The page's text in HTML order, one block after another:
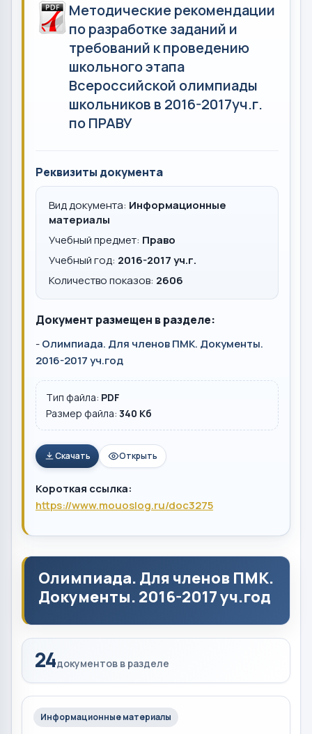
Методические рекомендации
по разработке заданий и
требований к проведению
школьного этапа
Всероссийской олимпиады
школьников в 2016-2017уч.г.
по ПРАВУ
Реквизиты документа
Вид документа: Информационные
материалы
Учебный предмет: Право
Учебный год: 2016-2017 уч.г.
Количество показов: 2606
Документ размещен в разделе:
-Олимпиада. Для членов ПМК. Документы.
2016-2017 уч.год
Тип файла: PDF
Размер файла: 340 Кб
Скачать Открыть
Короткая ссылка:
https://www.mouoslog.ru/doc3275
Олимпиада. Для членов ПМК.
Документы. 2016-2017 уч.год
24документов в разделе
Информационные материалы